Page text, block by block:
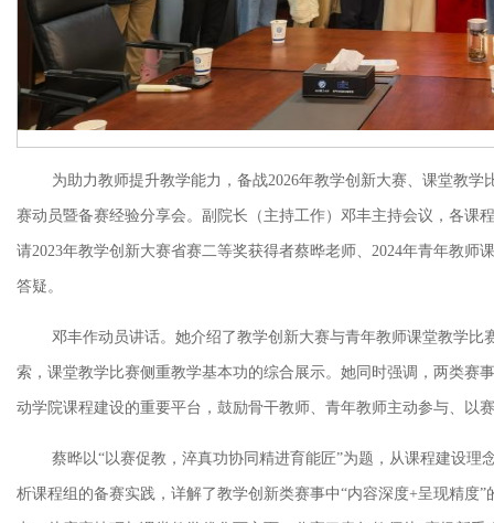
为助力教师提升教学能力 ， 备战2026年教学创新大赛、课堂教学
赛动员暨备赛经验分享会。 副 院长 （ 主持工作） 邓丰主持会议，各课
请2023年教学创新大赛省赛二等奖获得者蔡晔老师 2024年青年教师
答疑 。
邓丰作动员讲话。 她介绍了教学创新大赛与青年教师课堂教学比
索， 课堂教学比赛侧重教学基本功的综合展示。 她 同时强调，两类赛
动学院课程建设的重要平台，鼓励骨干教师 青年教师主动参与、以
蔡晔以“以赛促教 ， 淬真功协同精进育能匠”为题， 从课程建设理
析课程组的备赛实践，详解了教学创新类赛事中“内容深度+呈现精度